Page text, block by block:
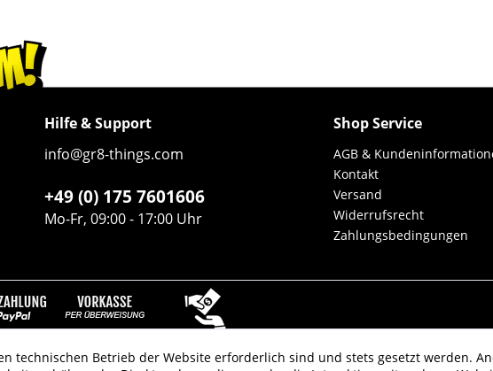
Hilfe & Support
info@gr8-things.com
+49 (0) 175 7601606
Mo-Fr, 09:00 - 17:00 Uhr
Shop Service
AGB &
Kontakt
Versand
Widerrufsrecht
Zahlungsbedingungen
technischen Betrieb der Website erforderlich sind und stets gesetzt werden.